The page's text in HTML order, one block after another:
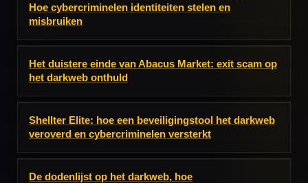
Hoe cybercriminelen identiteiten stelen en
misbruiken
Het duistere einde van Abacus Market: exit scam op
het darkweb onthuld
Shellter Elite: hoe een beveiligingstool het darkweb
veroverd en cybercriminelen versterkt
De dodenlijst op het darkweb, hoe